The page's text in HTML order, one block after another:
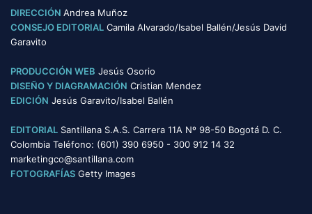
o
r
s
DIRECCIÓN Andrea Muñoz
CONSEJO EDITORIAL Camila Alvarado/Isabel Ballén/Jesús David
Garavito
PRODUCCIÓN WEB Jesús Osorio
DISEÑO Y DIAGRAMACIÓN Cristian Mendez
EDICIÓN Jesús Garavito/Isabel Ballén
EDITORIAL Santillana S.A.S. Carrera 11A Nº 98-50 Bogotá D. C.
Colombia Teléfono: (601) 390 6950 - 300 912 14 32
marketingco@santillana.com
FOTOGRAFÍAS Getty Images